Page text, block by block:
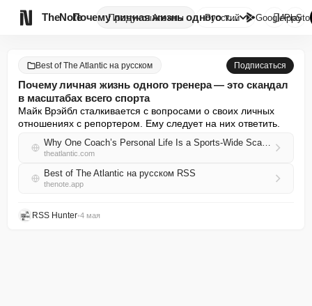
TheNote ПродуктыАгенты Почему личная жизнь одного тре...
Русский GooglePlay

Best of The Atlantic на русском Подписаться
Почему личная жизнь одного тренера — это скандал
в масштабах всего спорта
Майк Врэйбл сталкивается с вопросами о своих личных
отношениях с репортером. Ему следует на них ответить.
Why One Coach’s Personal Life Is a Sports-Wide Scandal
theatlantic.com
Best of The Atlantic на русском RSS
thenote.app
RSS Hunter•4 мая